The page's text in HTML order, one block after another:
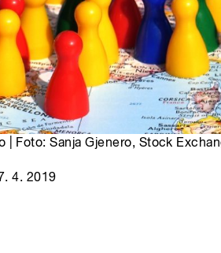
| Foto: Sanja Gjenero, Stock
4. 2019